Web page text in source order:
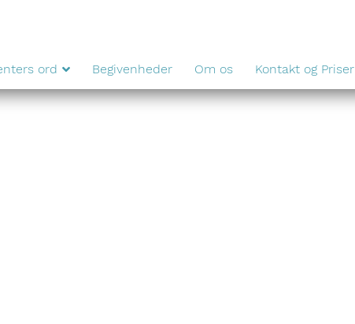
ord Begivenheder Om os Kontakt og Priser